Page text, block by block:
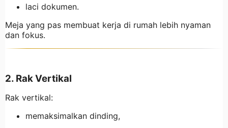
laci dokumen.
Meja yang pas membuat kerja di rumah lebih nyaman
dan fokus.
2. Rak Vertikal
Rak vertikal:
memaksimalkan dinding,